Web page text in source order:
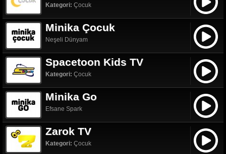
Kategori: Çocuk
Minika Çocuk
Neşeli Dünyam
Spacetoon Kids TV
Kategori: Çocuk
Minika Go
Efsane Spark
Zarok TV
Kategori: Çocuk